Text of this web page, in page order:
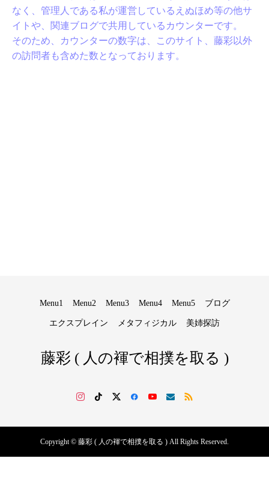
なく、管理人である私が運営しているえぬほめ等の他サ
イトや、関連ブログで共用しているカウンターです。
そのため、カウンターの数字は、このサイト、藤彩以外
の訪問者も含めた数となっております。
Menu1 Menu2 Menu3 Menu4 Menu5 ブログ
エクスプレイン メタフィジカル 美姉探訪
藤彩 ( 人の褌で相撲を取る )
Copyright © 藤彩 ( 人の褌で相撲を取る ) All Rights Reserved.